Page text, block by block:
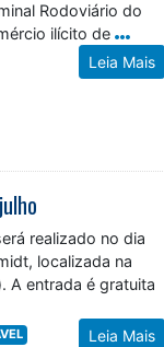
Rodoviário do
ilícito de
Leia Mais
realizado no dia
localizada na
A entrada é gratuita
Leia Mais